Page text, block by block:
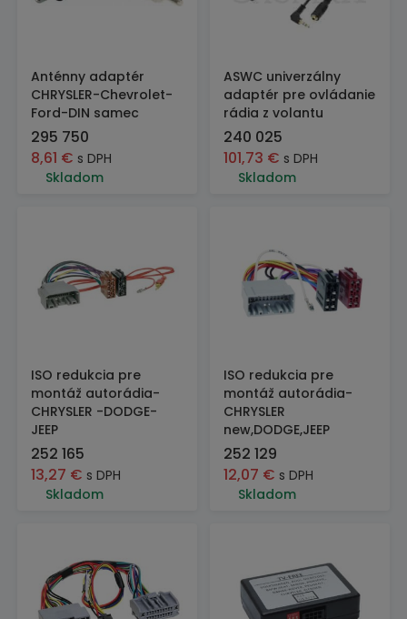
Anténny adaptér
CHRYSLER-Chevrolet-
Ford-DIN samec
295 750
8,61 € s DPH
Skladom
ASWC univerzálny
adaptér pre ovládanie
rádia z volantu
240 025
101,73 € s DPH
Skladom
ISO redukcia pre
montáž autorádia-
CHRYSLER -DODGE-
JEEP
252 165
13,27 € s DPH
Skladom
ISO redukcia pre
montáž autorádia-
CHRYSLER
new,DODGE,JEEP
252 129
12,07 € s DPH
Skladom